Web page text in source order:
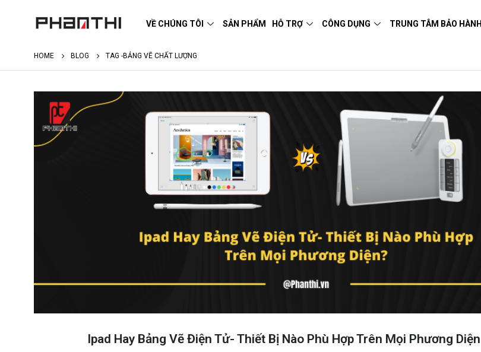
VỀ CHÚNG TÔI SẢN PHẨM HỖ TRỢ CÔNG DỤNG TRUNG TÂM BẢO HÀNH
HOME BLOG TAG -BẢNG VẼ CHẤT LƯỢNG
Ipad Hay Bảng Vẽ Điện Tử- Thiết Bị Nào Phù Hợp Trên Mọi Phương Diện